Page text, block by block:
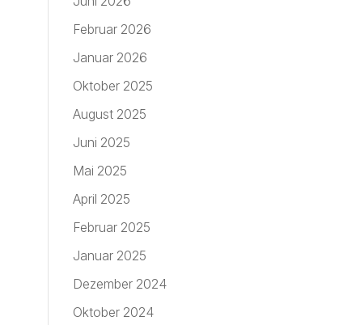
Februar 2026
Januar 2026
Oktober 2025
August 2025
Juni 2025
Mai 2025
April 2025
Februar 2025
Januar 2025
Dezember 2024
Oktober 2024